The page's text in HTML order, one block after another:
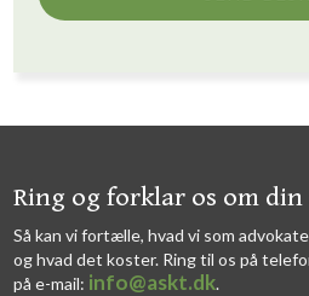
​​Ring og forklar os om
Så kan vi fortælle, hvad vi som
og hvad det koster. Ring til os på
på e-mail: info@askt.dk​.​